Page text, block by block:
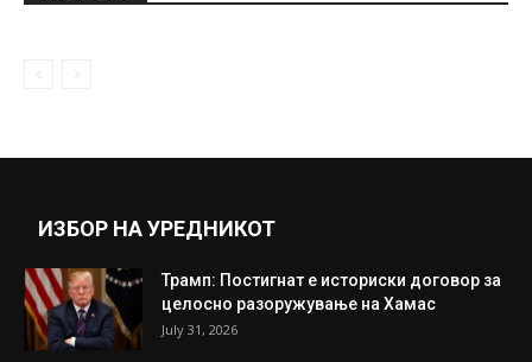
ИЗБОР НА УРЕДНИКОТ
Трамп: Постигнат е историски договор за
целосно разоружување на Хамас
July 31, 2026